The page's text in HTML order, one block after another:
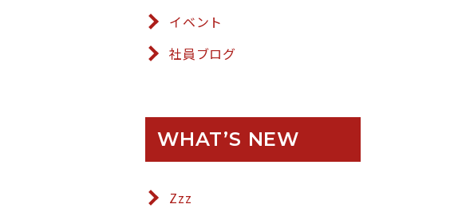
イベント
社員ブログ
WHAT’S NEW
Zzz